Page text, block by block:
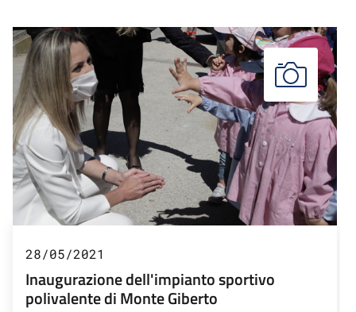
28/05/2021
Inaugurazione dell'impianto sportivo
polivalente di Monte Giberto